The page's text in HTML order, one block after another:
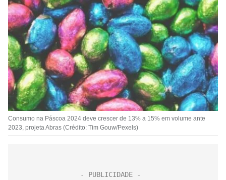
Consumo na Páscoa 2024 deve crescer de 13% a 15% em volume ante
2023, projeta Abras (Crédito: Tim Gouw/Pexels)